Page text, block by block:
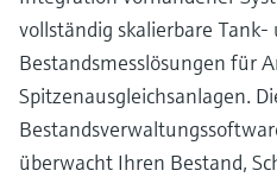
vollständig skalierbare Tank-
Bestandsmesslösungen für
Spitzenausgleichsanlagen.
überwacht Ihren Bestand,